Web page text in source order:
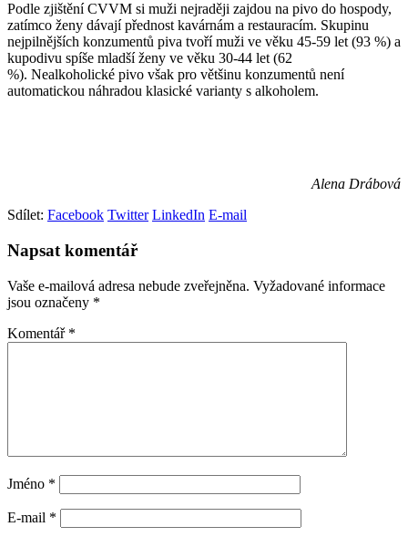
Podle zjištění CVVM si muži nejraději zajdou na pivo do hospody,
zatímco ženy dávají přednost kavárnám a restauracím. Skupinu
nejpilnějších konzumentů piva tvoří muži ve věku 45-59 let (93 %) a
kupodivu spíše mladší ženy ve věku 30-44 let (62
%). Nealkoholické pivo však pro většinu konzumentů není
automatickou náhradou klasické varianty s alkoholem.
Alena Drábová
Sdílet: Facebook Twitter LinkedIn E-mail
Napsat komentář
Vaše e-mailová adresa nebude zveřejněna. Vyžadované informace
jsou označeny *
Komentář *
Jméno *
E-mail *